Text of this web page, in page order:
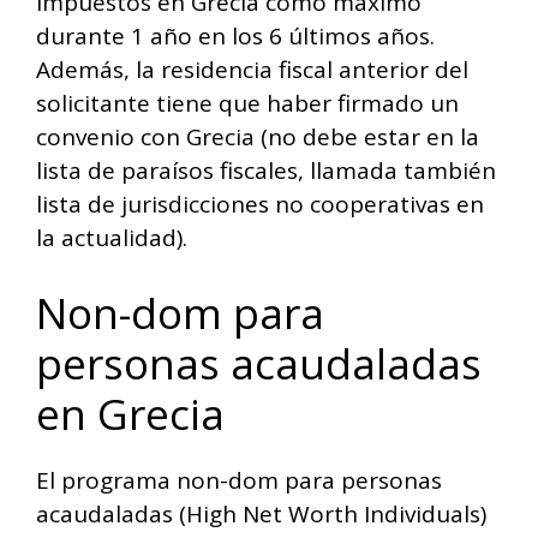
durante 1 año en los 6 últimos años.
Además, la residencia fiscal anterior del
solicitante tiene que haber firmado un
convenio con Grecia (no debe estar en la
lista de paraísos fiscales, llamada también
lista de jurisdicciones no cooperativas en
la actualidad).
Non-dom para
personas acaudaladas
en Grecia
El programa non-dom para personas
acaudaladas (High Net Worth Individuals)